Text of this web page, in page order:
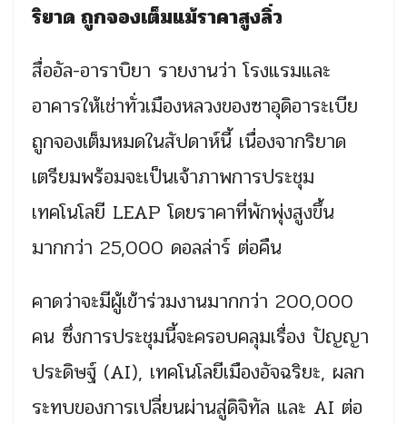
ริยาด ถูกจองเต็มแม้ราคาสูงลิ่ว
สื่ออัล-อาราบิยา รายงานว่า โรงแรมและ
อาคารให้เช่าทั่วเมืองหลวงของซาอุดิอาระเบีย
ถูกจองเต็มหมดในสัปดาห์นี้ เนื่องจากริยาด
เตรียมพร้อมจะเป็นเจ้าภาพการประชุม
เทคโนโลยี LEAP โดยราคาที่พักพุ่งสูงขึ้น
มากกว่า 25,000 ดอลล่าร์ ต่อคืน
คาดว่าจะมีผู้เข้าร่วมงานมากกว่า 200,000
คน ซึ่งการประชุมนี้จะครอบคลุมเรื่อง ปัญญา
ประดิษฐ์ (AI), เทคโนโลยีเมืองอัจฉริยะ, ผลก
ระทบของการเปลี่ยนผ่านสู่ดิจิทัล และ AI ต่อ